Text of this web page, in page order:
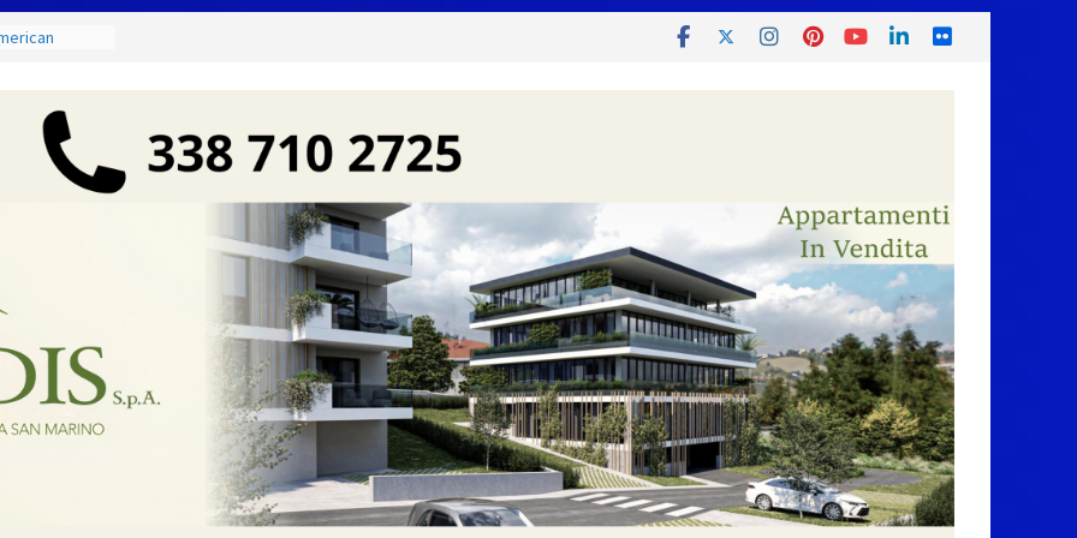
e
Marcinelle
famiglia, alla
utile deve